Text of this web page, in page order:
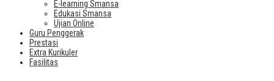
E-learning Smansa
Edukasi Smansa
Ujian Online
Guru Penggerak
Prestasi
Extra Kurikuler
Fasilitas